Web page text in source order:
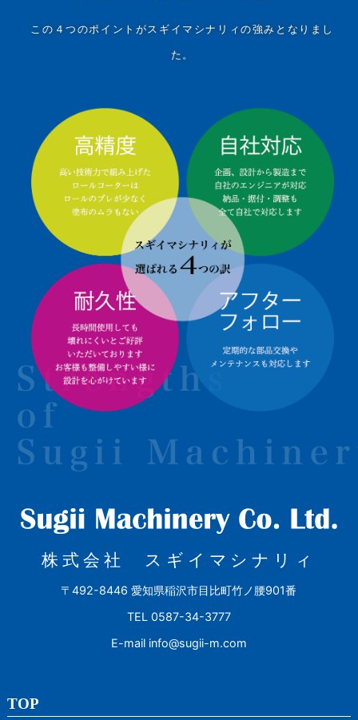
この４つのポイントがスギイマシナリィの強みとなりまし
た。
株式会社 スギイマシナリィ
〒492-8446 愛知県稲沢市目比町竹ノ腰901番
TEL 0587-34-3777
E-mail info@sugii-m.com
TOP